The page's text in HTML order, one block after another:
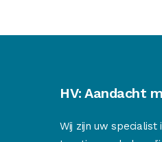
HV: Aandacht
Wij zijn uw